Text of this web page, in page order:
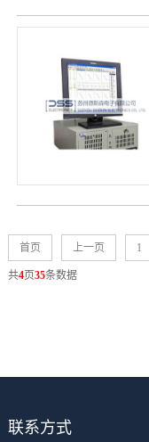
首页 上一页 1
共4页35条数据
联系方式